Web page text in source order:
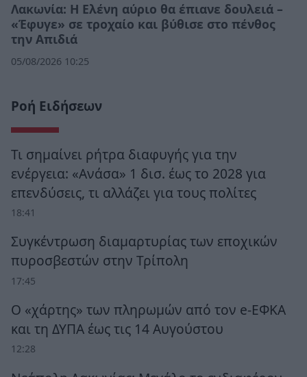
Λακωνία: Η Ελένη αύριο θα έπιανε δουλειά –
«Έφυγε» σε τροχαίο και βύθισε στο πένθος
την Απιδιά
05/08/2026 10:25
Ροή Ειδήσεων
Τι σημαίνει ρήτρα διαφυγής για την
ενέργεια: «Ανάσα» 1 δισ. έως το 2028 για
επενδύσεις, τι αλλάζει για τους πολίτες
18:41
Συγκέντρωση διαμαρτυρίας των εποχικών
πυροσβεστών στην Τρίπολη
17:45
Ο «χάρτης» των πληρωμών από τον e-ΕΦΚΑ
και τη ΔΥΠΑ έως τις 14 Αυγούστου
12:28